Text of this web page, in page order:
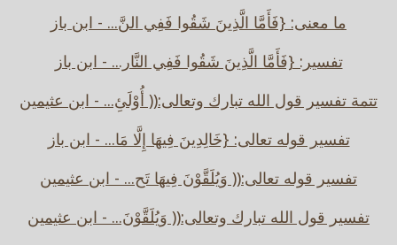
ما معنى: {فَأَمَّا الَّذِينَ شَقُوا فَفِي النَّ... - ابن باز
تفسير: {فَأَمَّا الَّذِينَ شَقُوا فَفِي النَّار... - ابن باز
تتمة تفسير قول الله تبارك وتعالى:(( أُوْلَئِ... - ابن عثيمين
تفسير قوله تعالى: {خَالِدِينَ فِيهَا إِلَّا مَا... - ابن باز
تفسير قوله تعالى:(( وَيُلَقَّوْنَ فِيهَا تَح... - ابن عثيمين
تفسير قول الله تبارك وتعالى:(( وَيُلَقَّوْنَ... - ابن عثيمين